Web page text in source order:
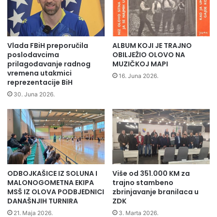
Želim da naglasim da ne smijemo zaboraviti šehide i
poginule borce,jer da nije bilo njih ne bi bilo ni nas ni ovog
grada ovakvog kakav je danas.Sve što radimo mi u
općinskoj administraciji,privrednici Olova pojedinačno,i
svako od nas je za dobrobit ove općine za život dostojan
čovjeka“kazao je između ostalog u svom obraćanju
Općinski načelnik Đemal Memagić.
u
D
a
p
l
a
n
a
r
a
j
e
k
c
i
j
i
4
t
e
m
b
r
a
u
O
Vlada FBiH preporučila
poslodavcima
prilagođavanje radnog
vremena utakmici
reprezentacije BiH
30. Juna 2026.
ALBUM KOJI JE TRAJNO
OBILJEŽIO OLOVO NA
MUZIČKOJ MAPI
16. Juna 2026.
ODBOJKAŠICE IZ SOLUNA I
MALONOGOMETNA EKIPA
MSŠ IZ OLOVA PODBJEDNICI
DANAŠNJIH TURNIRA
21. Maja 2026.
Više od 351.000 KM za
trajno stambeno
zbrinjavanje branilaca u
ZDK
3. Marta 2026.